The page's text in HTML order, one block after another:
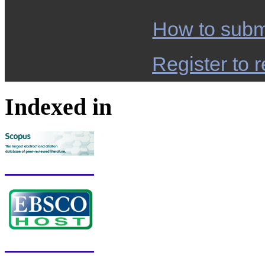
How to
Register to
Indexed in